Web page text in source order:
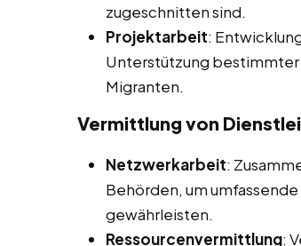
zugeschnitten sind.
Projektarbeit:
Unterstützung
Migranten.
Vermittlung von
Netzwerkarbeit:
Behörden, um
gewährleisten.
Ressourcenvermittlung: